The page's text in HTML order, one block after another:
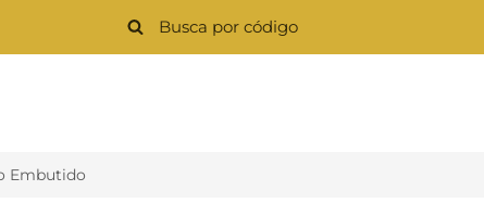
Embutido